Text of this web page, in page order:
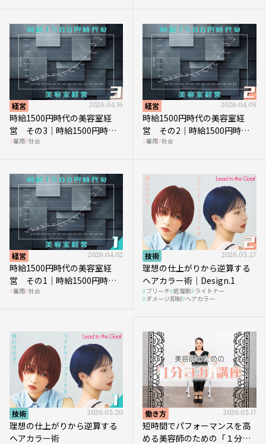
経営 2026.04.16
時給1500円時代の美容室経
営 その3｜時給1500円時
代、美容業はどのような影響
雇用 社会
経営 2026.04.09
時給1500円時代の美容室経
営 その2｜時給1500円時代
に支払う給与はいくらなのか
雇用 社会
経営 2026.04.02
時給1500円時代の美容室経
営 その1｜時給1500円時代
へ向かう社会的背景
雇用 社会
技術 2026.03.27
理想の仕上がりから逆算する
ヘアカラー術｜Design.1
ブリーチ 処理剤 ライトナー
ダメージ抑制 ヘアカラー
技術 2026.03.20
理想の仕上がりから逆算する
ヘアカラー術
働き方 2026.03.17
短時間でパフォーマンスを高
める美容師のための「１分ヨ